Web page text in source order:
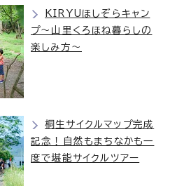
KIRYUほしぞらキャン
プ〜山里くろほね暮らしの
楽しみ方〜
桐生サイクルマップ完成
記念！自然もまちなかも一
度で堪能サイクルツアー